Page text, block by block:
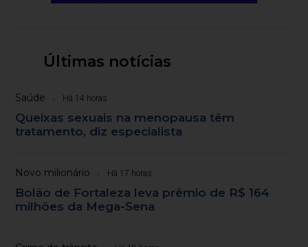
Últimas notícias
Saúde Há 14 horas
Queixas sexuais na menopausa têm
tratamento, diz especialista
Novo milionário Há 17 horas
Bolão de Fortaleza leva prêmio de R$ 164
milhões da Mega-Sena